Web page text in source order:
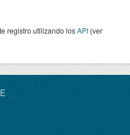
registro utilizando losAPI (ver